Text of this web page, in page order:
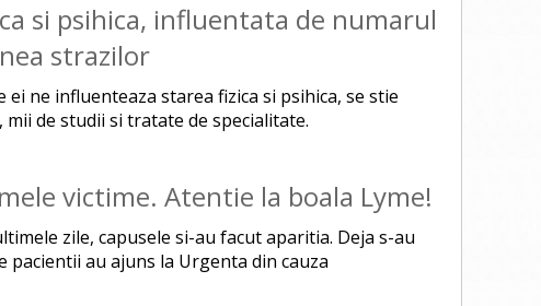
si psihica, influentata de numarul
strazilor
ne influenteaza starea fizica si psihica, se stie
de studii si tratate de specialitate.
victime. Atentie la boala Lyme!
zile, capusele si-au facut aparitia. Deja s-au
au ajuns la Urgenta din cauza